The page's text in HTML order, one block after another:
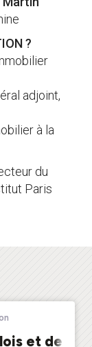
?
adjoint,
à la
du
Paris